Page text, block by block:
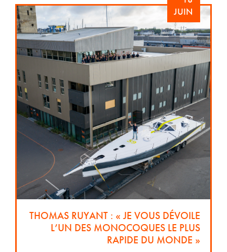
JUIN
THOMAS RUYANT : « JE VOUS DÉVOILE
L’UN DES MONOCOQUES LE PLUS
RAPIDE DU MONDE »